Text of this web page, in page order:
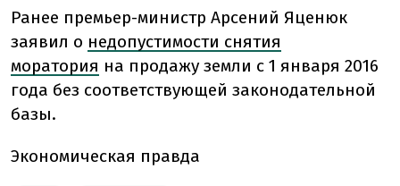
Ранее премьер-министр Арсений Яценюк
заявил о недопустимости снятия
моратория на продажу земли с 1 января 2016
года без соответствующей законодательной
базы.
Экономическая правда